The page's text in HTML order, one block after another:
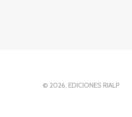
© 2026, EDICIONES RIALP